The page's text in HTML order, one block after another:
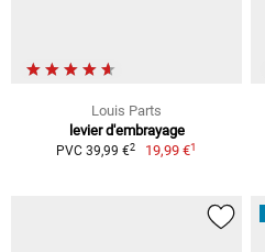
Louis Parts
levier d'embrayage
PVC 39,99 €2 19,99 €1